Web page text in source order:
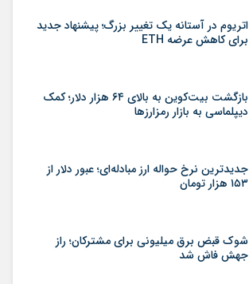
اتریوم در آستانه یک تغییر بزرگ؛ پیشنهاد جدید
برای کاهش عرضه ETH
بازگشت بیت‌کوین به بالای ۶۴ هزار دلار؛ کمک
دیپلماسی به بازار رمزارزها
جدیدترین نرخ حواله ارز مبادله‌ای؛ عبور دلار از
۱۵۳ هزار تومان
شوک قبض برق میلیونی برای مشترکان؛ راز
جهش فاش شد